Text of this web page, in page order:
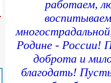
работаем,
Родине - России!
доброта и
благодать!